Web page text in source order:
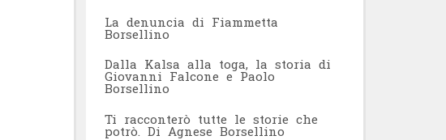
La denuncia di Fiammetta
Borsellino
Dalla Kalsa alla toga, la storia di
Giovanni Falcone e Paolo
Borsellino
Ti racconterò tutte le storie che
potrò. Di Agnese Borsellino